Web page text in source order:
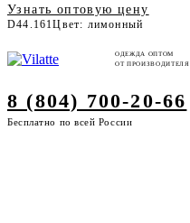
Узнать оптовую цену
D44.161Цвет: лимонный
ОДЕЖДА ОПТОМ
ОТ ПРОИЗВОДИТЕЛЯ
8 (804) 700-20-66
Бесплатно по всей России